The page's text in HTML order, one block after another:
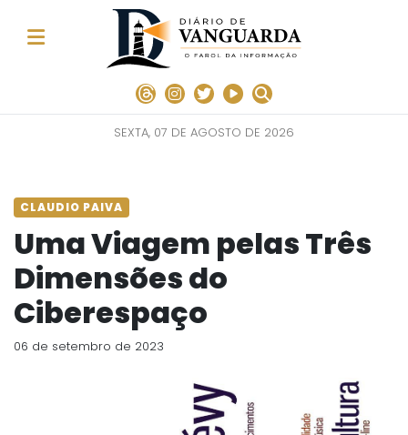
SEXTA, 07 DE AGOSTO DE 2026
CLAUDIO PAIVA
Uma Viagem pelas Três
Dimensões do
Ciberespaço
06 de setembro de 2023